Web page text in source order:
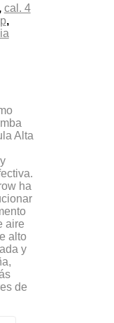
cal. 4
,
Alta
ha
aire
alto
y
de